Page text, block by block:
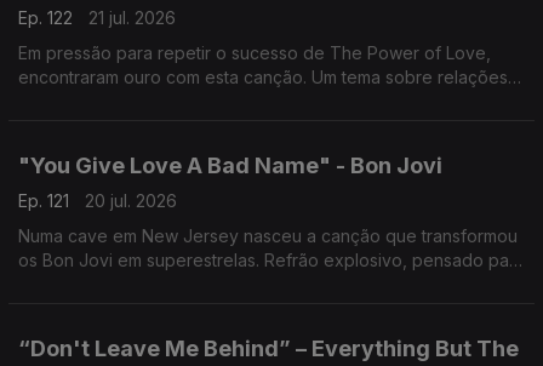
Ep. 122
21 jul. 2026
Em pressão para repetir o sucesso de The Power of Love,
encontraram ouro com esta canção. Um tema sobre relações
"You Give Love A Bad Name" - Bon Jovi
Ep. 121
20 jul. 2026
Numa cave em New Jersey nasceu a canção que transformou
os Bon Jovi em superestrelas. Refrão explosivo, pensado para
“Don't Leave Me Behind” – Everything But The